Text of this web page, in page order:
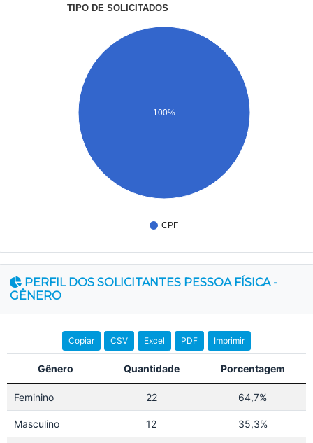
TIPO DE SOLICITADOS
CPF
100%
PERFIL DOS SOLICITANTES PESSOA FÍSICA -
GÊNERO
Copiar CSV Excel PDF Imprimir
Gênero Quantidade Porcentagem
Feminino 22 64,7%
Masculino 12 35,3%